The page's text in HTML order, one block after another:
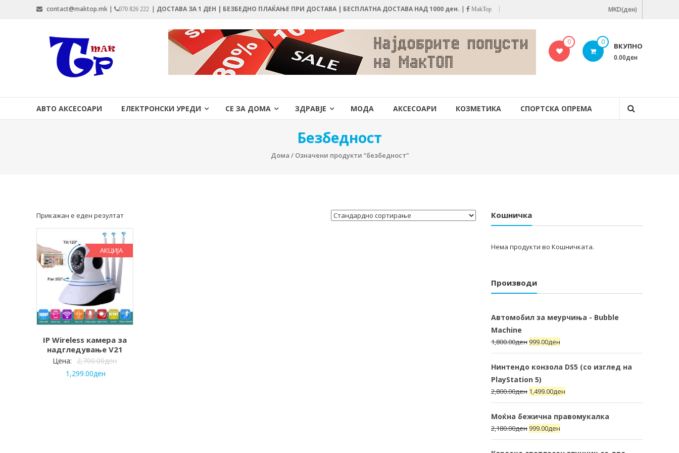
contact@maktop.mk | 070 826 222 | ДОСТАВА ЗА 1 ДЕН | БЕЗБЕДНО ПЛАЌАЊЕ ПРИ ДОСТАВА | БЕСПЛАТНА ДОСТАВА НАД 1000 ден. | MakTop MKD(ден)
MAKTOP.MK 0 0 ВКУПНО
0.00ден
АВТО АКСЕСОАРИ ЕЛЕКТРОНСКИ УРЕДИ СЕ ЗА ДОМА ЗДРАВЈЕ МОДА АКСЕСОАРИ КОЗМЕТИКА СПОРТСКА ОПРЕМА
Безбедност
Дома / Означени продукти “безбедност”
Прикажан е еден резултат
АКЦИЈА
IP Wireless камера за
надгледување V21
Цена: 2,700.00ден
1,299.00ден
Кошничка
Нема продукти во Кошничката.
Производи
Автомобил за меурчиња - Bubble
Machine
1,800.00ден 999.00ден
Нинтендо конзола DS5 (со изглед на
PlayStation 5)
2,800.00ден 1,499.00ден
Моќна бежична правомукалка
2,180.00ден 999.00ден